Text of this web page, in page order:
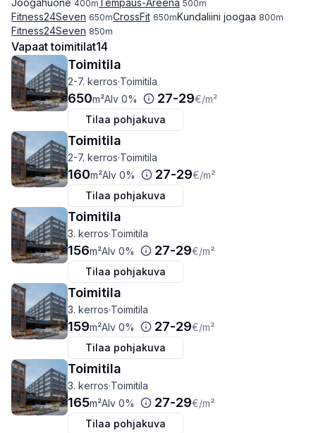
Joogahuone 400m Tempaus-Areena 500m
Fitness24Seven 650mCrossFit 650mKundaliini joogaa 800m
Fitness24Seven 850m
Vapaat toimitilat14
Toimitila
2-7. kerros·Toimitila
650m²Alv 0% 27-29€/m²
Tilaa pohjakuva
Toimitila
2-7. kerros·Toimitila
160m²Alv 0% 27-29€/m²
Tilaa pohjakuva
Toimitila
3. kerros·Toimitila
156m²Alv 0% 27-29€/m²
Tilaa pohjakuva
Toimitila
3. kerros·Toimitila
159m²Alv 0% 27-29€/m²
Tilaa pohjakuva
Toimitila
3. kerros·Toimitila
165m²Alv 0% 27-29€/m²
Tilaa pohjakuva